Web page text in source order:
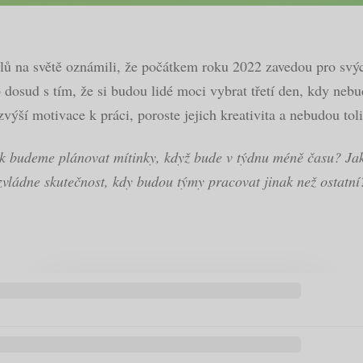
světě oznámili, že počátkem roku 2022 zavedou pro
s tím, že si budou lidé moci vybrat třetí den, kdy
motivace k práci, poroste jejich kreativita a nebudou
budeme plánovat mítinky, když bude v týdnu méně času?
skutečnost, kdy budou týmy pracovat jinak než